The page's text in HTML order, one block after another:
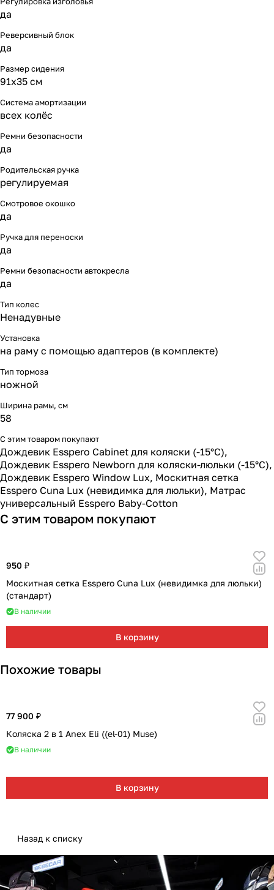
да
Реверсивный блок
да
Размер сидения
91х35 см
Система амортизации
всех колёс
Ремни безопасности
да
Родительская ручка
регулируемая
Смотровое окошко
да
Ручка для переноски
да
Ремни безопасности автокресла
да
Тип колес
Ненадувные
Установка
на раму с помощью адаптеров (в комплекте)
Тип тормоза
ножной
Ширина рамы, см
58
С этим товаром покупают
Дождевик Esspero Cabinet для коляски (-15°С),
Дождевик Esspero Newborn для коляски-люльки (-15°С),
Дождевик Esspero Window Lux, Москитная сетка
Esspero Cuna Lux (невидимка для люльки), Матрас
универсальный Esspero Baby-Cotton
С этим товаром покупают
950 ₽
Москитная сетка Esspero Cuna Lux (невидимка для люльки)
(стандарт)
В наличии
В корзину
Похожие товары
77 900 ₽
Коляска 2 в 1 Anex Eli ((el-01) Muse)
В наличии
В корзину
Назад к списку